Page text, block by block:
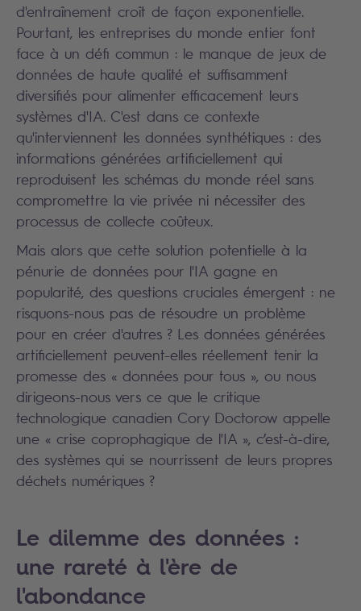
d'entraînement croît de façon exponentielle.
Pourtant, les entreprises du monde entier font
face à un défi commun : le manque de jeux de
données de haute qualité et suffisamment
diversifiés pour alimenter efficacement leurs
systèmes d'IA. C'est dans ce contexte
qu'interviennent les données synthétiques : des
informations générées artificiellement qui
reproduisent les schémas du monde réel sans
compromettre la vie privée ni nécessiter des
processus de collecte coûteux.
Mais alors que cette solution potentielle à la
pénurie de données pour l'IA gagne en
popularité, des questions cruciales émergent : ne
risquons-nous pas de résoudre un problème
pour en créer d'autres ? Les données générées
artificiellement peuvent-elles réellement tenir la
promesse des « données pour tous », ou nous
dirigeons-nous vers ce que le critique
technologique canadien Cory Doctorow appelle
une « crise coprophagique de l'IA », c’est-à-dire,
des systèmes qui se nourrissent de leurs propres
déchets numériques ?
Le dilemme des données :
une rareté à l'ère de
l'abondance